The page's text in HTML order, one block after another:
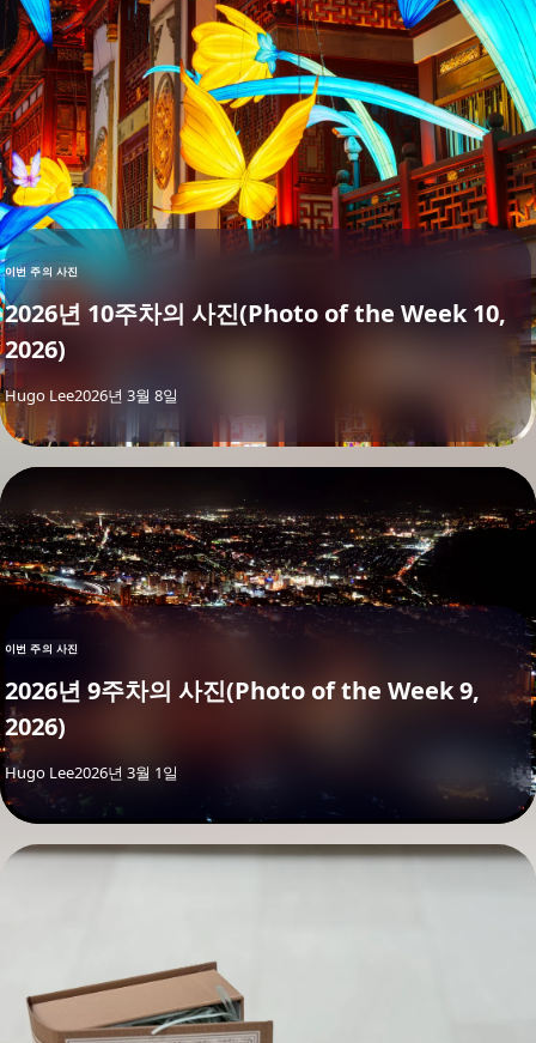
이번 주의 사진
2026년 10주차의 사진(Photo of the Week 10,
2026)
By
Hugo Lee2026년 3월 8일
이번 주의 사진
2026년 9주차의 사진(Photo of the Week 9,
2026)
By
Hugo Lee2026년 3월 1일